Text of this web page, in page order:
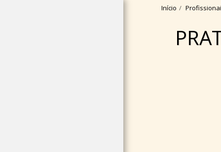
Início